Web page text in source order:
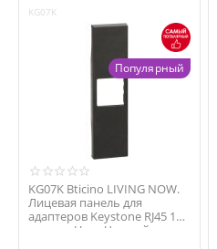
KG07K
Популярный
KG07K Bticino LIVING NOW.
Лицевая панель для
адаптеров Keystone RJ45 1
модуль.Цвет Черный.